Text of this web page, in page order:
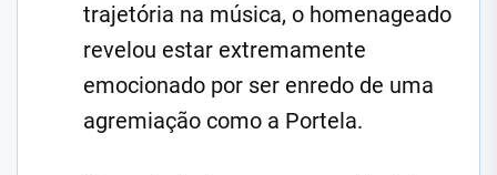
trajetória na música, o homenageado
revelou estar extremamente
emocionado por ser enredo de uma
agremiação como a Portela.